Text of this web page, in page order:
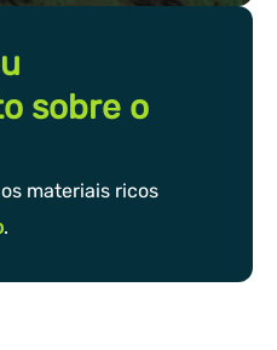
sobre o
os materiais ricos
.